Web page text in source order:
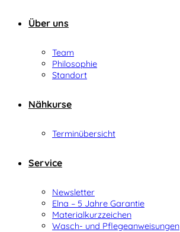
Über uns
Team
Philosophie
Standort
Nähkurse
Terminübersicht
Service
Newsletter
Elna – 5 Jahre Garantie
Materialkurzzeichen
Wasch- und Pflegeanweisungen